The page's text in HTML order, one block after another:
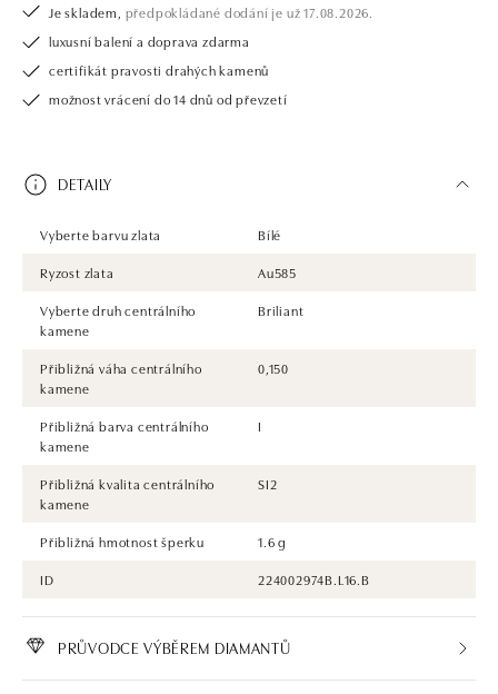
Je skladem, předpokládané dodání je už 17.08.2026.
luxusní balení a doprava zdarma
certifikát pravosti drahých kamenů
možnost vrácení do 14 dnů od převzetí
DETAILY
Vyberte barvu zlata
Bílé
Ryzost zlata
Au585
Vyberte druh centrálního
kamene
Briliant
Přibližná váha centrálního
kamene
0,150
Přibližná barva centrálního
kamene
I
Přibližná kvalita centrálního
kamene
SI2
Přibližná hmotnost šperku
1.6 g
ID
224002974B.L16.B
PRŮVODCE VÝBĚREM DIAMANTŮ